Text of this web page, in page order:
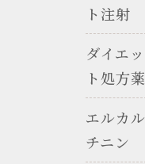
ト注射
ダイエッ
ト処方薬
エルカル
チニン